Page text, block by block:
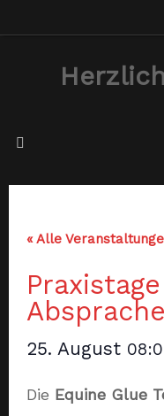
« Alle
25. August
Die Equine Glue